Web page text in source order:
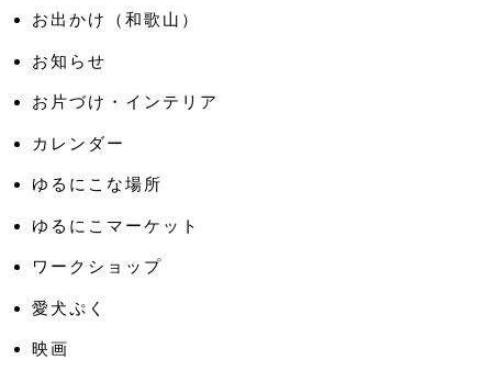
お出かけ（和歌山）
お知らせ
お片づけ・インテリア
カレンダー
ゆるにこな場所
ゆるにこマーケット
ワークショップ
愛犬ぷく
映画